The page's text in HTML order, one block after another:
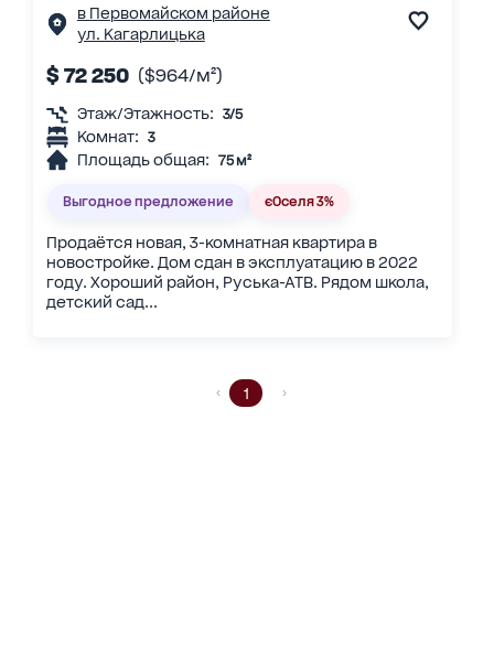
в Первомайском районе
ул. Кагарлицька
$ 72 250 ($964/м²)
Этаж/Этажность: 3/5
Комнат: 3
Площадь общая: 75 м²
Выгодное предложение єОселя 3%
Продаётся новая, 3-комнатная квартира в
новостройке. Дом сдан в эксплуатацию в 2022
году. Хороший район, Руська-АТВ. Рядом школа,
детский сад...
1